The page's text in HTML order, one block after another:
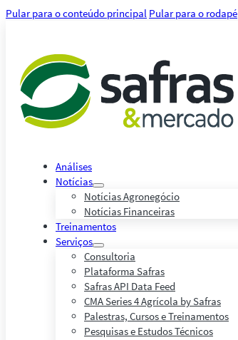
Pular para o conteúdo principal Pular para o rodapé
Análises
Notícias
Notícias Agronegócio
Notícias Financeiras
Treinamentos
Serviços
Consultoria
Plataforma Safras
Safras API Data Feed
CMA Series 4 Agrícola by Safras
Palestras, Cursos e Treinamentos
Pesquisas e Estudos Técnicos